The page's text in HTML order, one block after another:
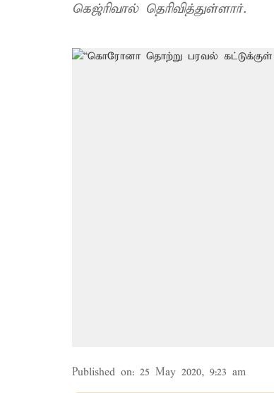
கெஜ்ரிவால் தெரிவித்துள்ளார்.
Published on: 25 May 2020, 9:23 am